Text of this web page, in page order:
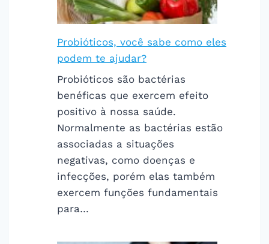
Probióticos, você sabe como eles
podem te ajudar?
Probióticos são bactérias
benéficas que exercem efeito
positivo à nossa saúde.
Normalmente as bactérias estão
associadas a situações
negativas, como doenças e
infecções, porém elas também
exercem funções fundamentais
para…